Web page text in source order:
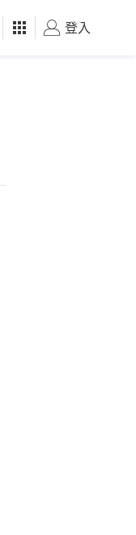
好食玩飛
登入